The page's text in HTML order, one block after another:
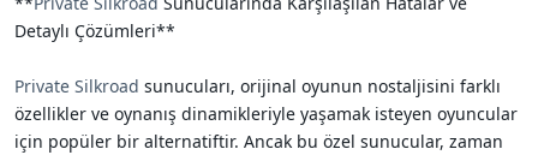
i
Detaylı Çözümleri**
Private Silkroad sunucuları, orijinal oyunun nostaljisini farklı
özellikler ve oynanış dinamikleriyle yaşamak isteyen oyuncular
için popüler bir alternatiftir. Ancak bu özel sunucular, zaman